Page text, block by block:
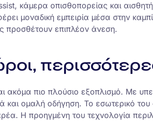
κάμερα οπισθοπορείας και
μοναδική εμπειρία μέσα στην
προσθέτουν επιπλέον άνεση.
ακόμα πιο πλούσιο εξοπλισμό. Με
ομαλή οδήγηση. Το εσωτερικό του
Η προηγμένη του τεχνολογία